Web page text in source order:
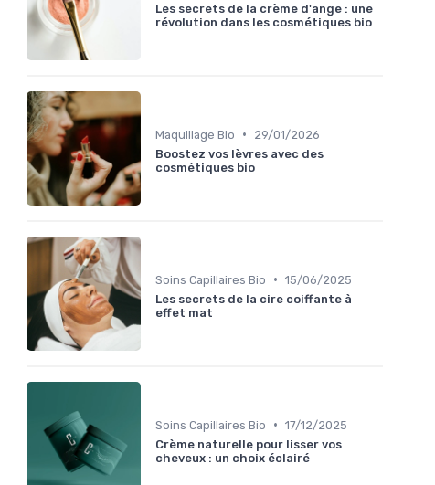
Les secrets de la crème d'ange : une
révolution dans les cosmétiques bio
Maquillage Bio •
29/01/2026
Boostez vos lèvres avec des
cosmétiques bio
Soins Capillaires Bio • 15/06/2025
Les secrets de la cire coiffante à
effet mat
Soins Capillaires Bio • 17/12/2025
Crème naturelle pour lisser vos
cheveux : un choix éclairé